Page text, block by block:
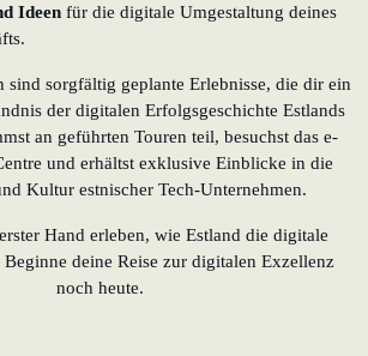
Ideen für die digitale Umgestaltung deines
sind sorgfältig geplante Erlebnisse, die dir ein
der digitalen Erfolgsgeschichte Estlands
an geführten Touren teil, besuchst das e-
und erhältst exklusive Einblicke in die
Kultur estnischer Tech-Unternehmen.
Hand erleben, wie Estland die digitale
deine Reise zur digitalen Exzellenz
noch heute.